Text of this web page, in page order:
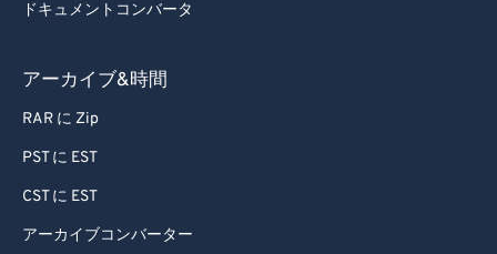
ドキュメントコンバータ
アーカイブ&時間
RAR に Zip
PST に EST
CST に EST
アーカイブコンバーター